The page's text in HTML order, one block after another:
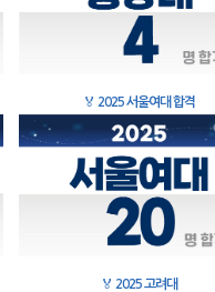
🏅 2025 서울여대 합격
🏅 2025 고려대